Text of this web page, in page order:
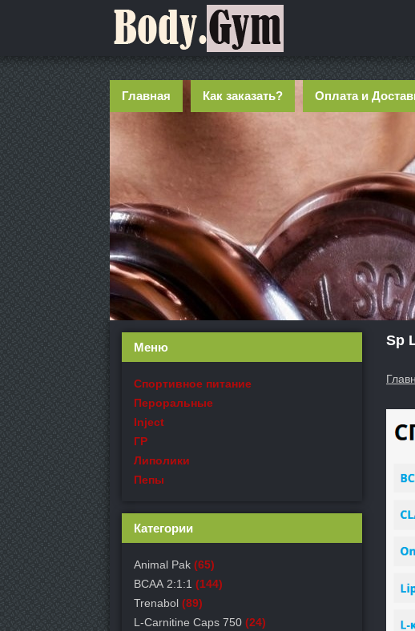
Главная Как заказать? Оплата и
Sp
Меню
Спортивное питание
Пероральные
Inject
ГР
Липолики
Пепы
Категории
Animal Pak (65)
ВСАА 2:1:1 (144)
Trenabol (89)
L-Carnitine Caps 750 (24)